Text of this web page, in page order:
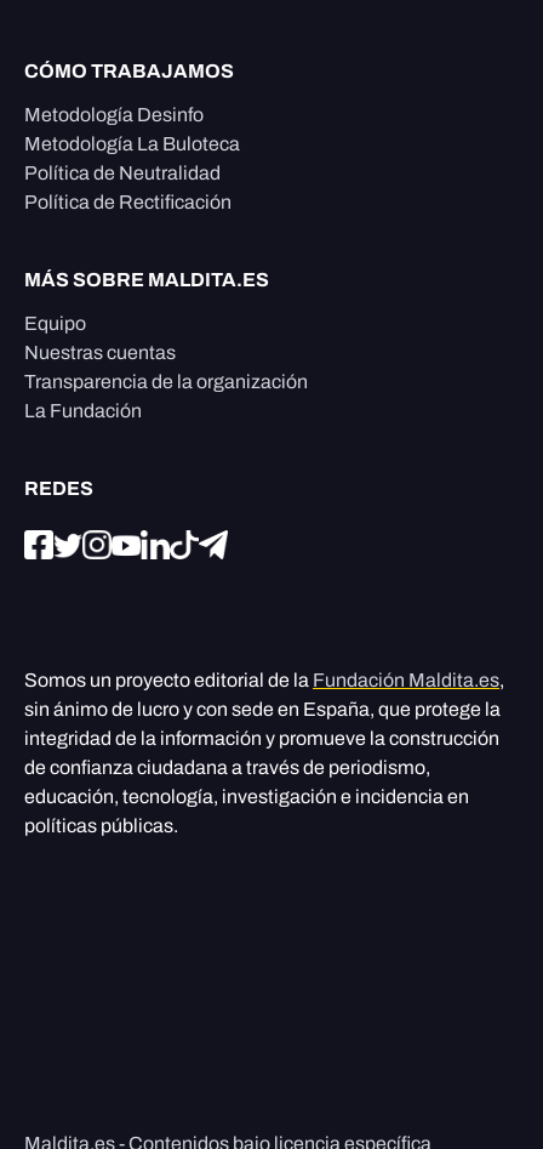
CÓMO TRABAJAMOS
Metodología Desinfo
Metodología La Buloteca
Política de Neutralidad
Política de Rectificación
MÁS SOBRE MALDITA.ES
Equipo
Nuestras cuentas
Transparencia de la organización
La Fundación
REDES
Somos un proyecto editorial de la Fundación Maldita.es,
sin ánimo de lucro y con sede en España, que protege la
integridad de la información y promueve la construcción
de confianza ciudadana a través de periodismo,
educación, tecnología, investigación e incidencia en
políticas públicas.
Maldita.es - Contenidos bajo licencia específica